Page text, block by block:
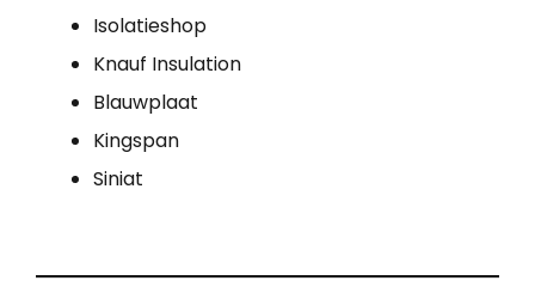
Isolatieshop
Knauf Insulation
Blauwplaat
Kingspan
Siniat